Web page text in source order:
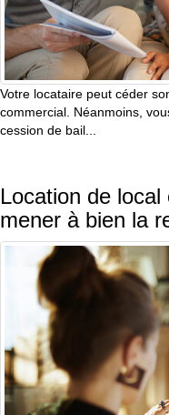
Votre locataire peut céder
commercial. Néanmoins,
cession de bail...
Location de local
mener à bien la